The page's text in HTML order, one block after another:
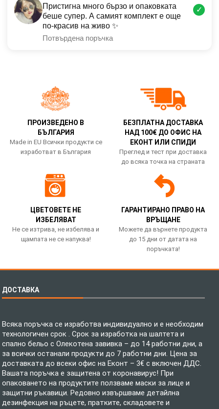
Пристигна много бързо и опаковката
беше супер. А самият комплект е още
по-красив на живо ✨
Потвърдена поръчка
✓
ПРОИЗВЕДЕНО В
БЪЛГАРИЯ
Made in EU Всички продукти се
изработват в България
БЕЗПЛАТНА ДОСТАВКА
НАД 100€ ДО ОФИС НА
ЕКОНТ ИЛИ СПИДИ
Преглед и тест при доставка
до всяка точка на страната
ЦВЕТОВЕТЕ НЕ
ИЗБЕЛЯВАТ
Не се изтрива, не избелява и
щампата не се напуква!
ГАРАНТИРАНО ПРАВО НА
ВРЪЩАНЕ
Можете да върнете продукта
до 15 дни от датата на
поръчката!
ДОСТАВКА
Всяка поръчка се изработва индивидуално и е необходим
технологичен срок . Срок за изработка на шалтета и
спално бельо с Олекотена завивка – до 14 работни дни, а
за всички останали продукти до 7 работни дни. Цена за
доставката до всеки офис на Еконт – 3€ с включен ДДС.
Вашата поръчка е защитена от коронавирус! При
опаковането на продуктите ползваме маски за лице и
защитни ръкавици. Редовно извършваме детайлна
дезинфекция на ръцете, пратките, складовете и